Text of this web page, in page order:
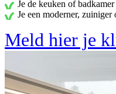
Je de keuken of
Je een moderner,
Meld hier je